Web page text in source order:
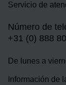
Servicio de
Número de
+31 (0) 888
De lunes a
Información de